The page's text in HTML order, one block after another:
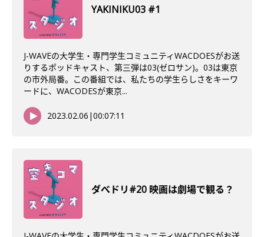
YAKINIKU03 #1
J-WAVEの大学生・専門学生コミュニティWACDOESがお送
りするポッドキャスト、第三弾は03(ゼロサン)。03は東京
の市外局番。この番組では、私たちの学生らしさをキーワ
ードに、WACODESが東京...
2023.02.06 |00:07:11
ダべドリ#20 映画は劇場で観る？